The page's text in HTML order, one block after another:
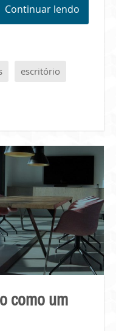
Continuar lendo
escritório
como um